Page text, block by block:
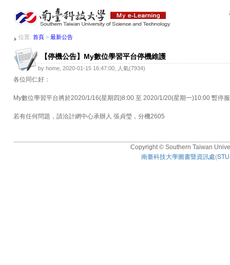
位置: 首頁 > 最新公告
【停機公告】My數位學習平台停機維護
by home, 2020-01-15 16:47:00, 人氣(7934)
各位同仁好：
My數位學習平台將於2020/1/16(星期四)8:00 至 2020/1/20(星期一)10:00 暫停
若有任何問題，請洽計網中心承辦人 張貞瑩，分機2605
Copyright © Southern Taiwan
南臺科技大學圖書暨資訊處(